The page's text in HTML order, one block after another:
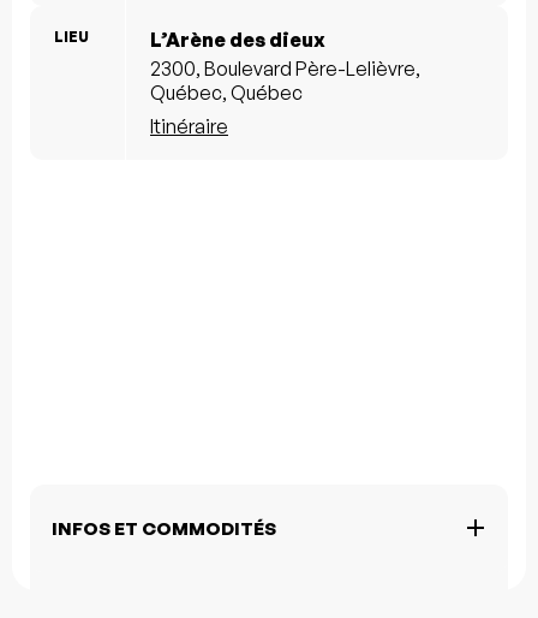
LIEU
L’Arène des dieux
2300, Boulevard Père-Lelièvre,
Québec, Québec
Itinéraire
INFOS ET COMMODITÉS